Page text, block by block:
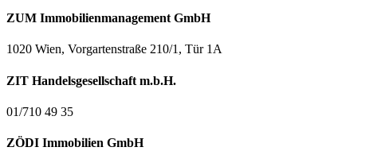
ZUM Immobilienmanagement GmbH
1020 Wien, Vorgartenstraße 210/1, Tür 1A
ZIT Handelsgesellschaft m.b.H.
01/710 49 35
ZÖDI Immobilien GmbH